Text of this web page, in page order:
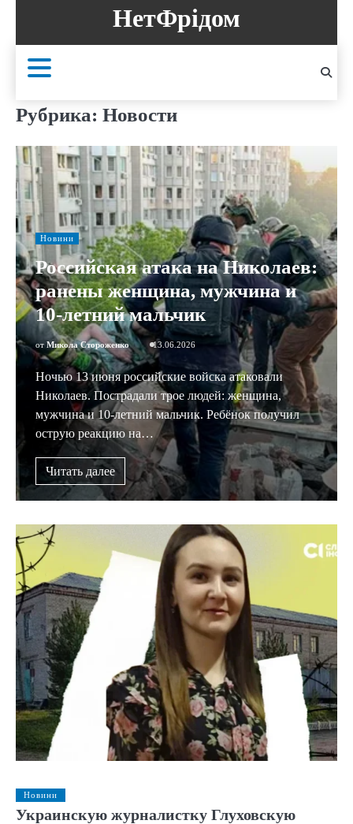
содержанию
НетФрідом
Рубрика: Новости
Новини
Российская атака на Николаев:
ранены женщина, мужчина и
10-летний мальчик
от Микола Стороженко 13.06.2026
Ночью 13 июня российские войска атаковали
Николаев. Пострадали трое людей: женщина,
мужчина и 10-летний мальчик. Ребёнок получил
острую реакцию на…
Читать далее
Новини
Украинскую журналистку Глуховскую